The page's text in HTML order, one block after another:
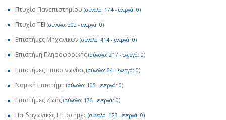
Πτυχίο Πανεπιστημίου (σύνολο: 174 - ενεργά: 0)
Πτυχίο ΤΕΙ (σύνολο: 202 - ενεργά: 0)
Επιστήμες Μηχανικών (σύνολο: 414 - ενεργά: 0)
Επιστήμη Πληροφορικής (σύνολο: 217 - ενεργά: 0)
Επιστήμες Επικοινωνίας (σύνολο: 64 - ενεργά: 0)
Νομική Επιστήμη (σύνολο: 105 - ενεργά: 0)
Επιστήμες Ζωής (σύνολο: 176 - ενεργά: 0)
Παιδαγωγικές Επιστήμες (σύνολο: 123 - ενεργά: 0)